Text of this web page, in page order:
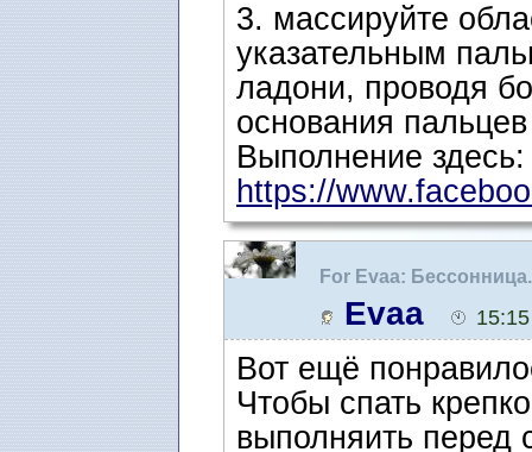
3. массируйте
указательным
ладони, проводя
основания
Выполнение здесь:
https://
For Evaa:
Evaa 15:15
Вот ещё
Чтобы спать
выполняить перед